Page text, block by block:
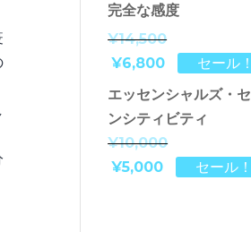
完全な感度
¥14,500
¥6,800
セール！
エッセンシャルズ・セ
ンシティビティ
¥10,000
¥5,000
セール！